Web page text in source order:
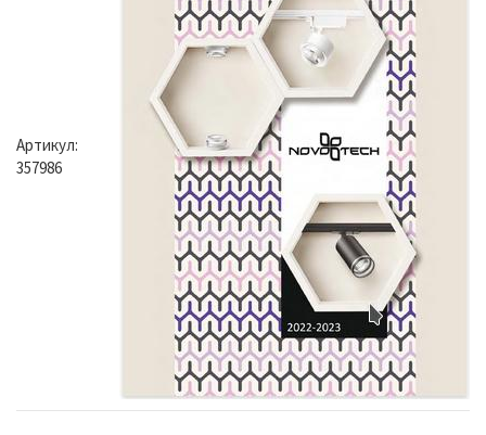
Артикул:
357986